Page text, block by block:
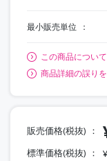
最小販売単位
この商品につい
商品詳細の誤り
販売価格(税抜)
標準価格(税抜) ¥